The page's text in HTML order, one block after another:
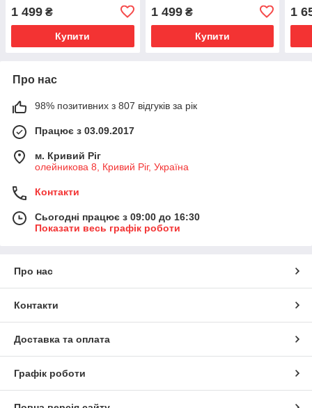
1 499 ₴
Купити
1 499₴
Купити
1
Про нас
98% позитивних з 807 відгуків за рік
Працює з 03.09.2017
м. Кривий Ріг
олейникова 8, Кривий Ріг, Україна
Контакти
Сьогодні працює з 09:00 до 16:30
Показати весь графік роботи
Про нас
Контакти
Доставка та оплата
Графік роботи